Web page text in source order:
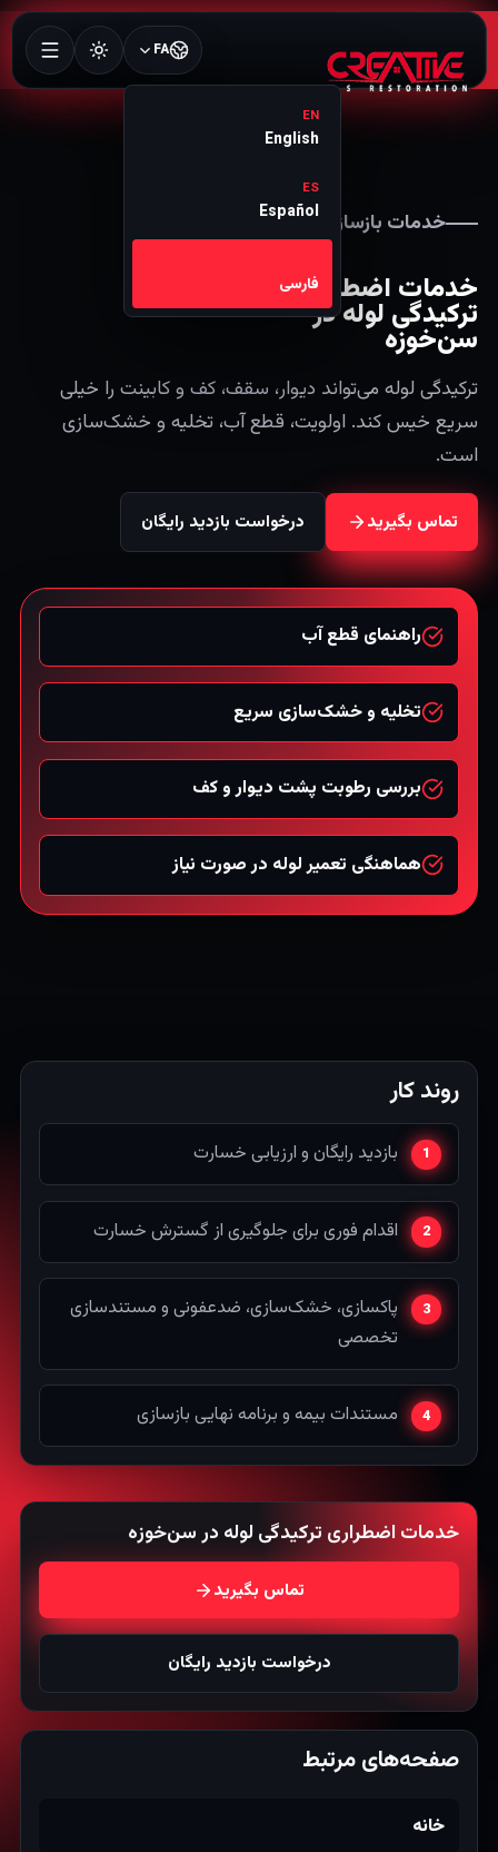
FA
EN
English
ES
Español
فارسی
خدمات بازسازی 24/7
خدمات اضطراری
ترکیدگی لوله در
سن‌خوزه
ترکیدگی لوله می‌تواند دیوار، سقف، کف و کابینت را خیلی
سریع خیس کند. اولویت، قطع آب، تخلیه و خشک‌سازی
است.
تماس بگیرید درخواست بازدید رایگان
راهنمای قطع آب
تخلیه و خشک‌سازی سریع
بررسی رطوبت پشت دیوار و کف
هماهنگی تعمیر لوله در صورت نیاز
روند کار
بازدید رایگان و ارزیابی خسارت
اقدام فوری برای جلوگیری از گسترش خسارت
پاکسازی، خشک‌سازی، ضدعفونی و مستندسازی
تخصصی
مستندات بیمه و برنامه نهایی بازسازی
خدمات اضطراری ترکیدگی لوله در سن‌خوزه
تماس بگیرید
درخواست بازدید رایگان
صفحه‌های مرتبط
خانه